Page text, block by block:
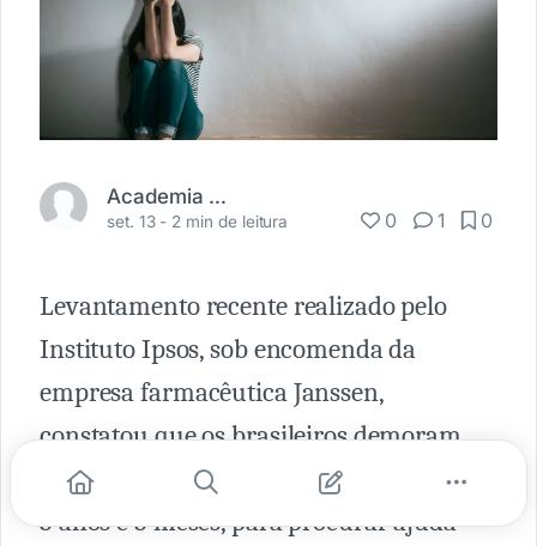
Academia Médica
set. 13 - 2 min de leitura 0 1 0
Levantamento recente realizado pelo
Instituto Ipsos, sob encomenda da
empresa farmacêutica Janssen,
constatou que os brasileiros demoram,
em média, 39 meses, o que corresponde a
3 anos e 3 meses, para procurar ajuda